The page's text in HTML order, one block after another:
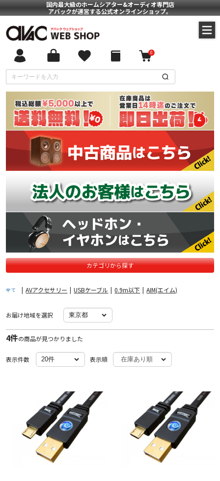
国内最大級のホームシアター&オーディオ専門店
アバックが運営する公式オンラインショップ。
0
カテゴリから探す
全て | AVアクセサリー | USBケーブル | 0.9m以下 | AIM(エイム)
お届け地域を選択
4件の商品が見つかりました
表示件数 表示順